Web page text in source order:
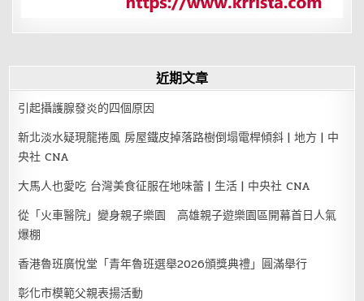
近期文章
引起攝護腺發炎的四個原因
新北淡水疑現龍捲風 房屋鐵皮掉落路樹倒塌電桿傾斜 | 地方 | 中
央社 CNA
大馬人也愛吃 台灣美食征服在地味蕾 | 生活 | 中央社 CNA
從「火車醫院」變身親子樂園 高雄親子遊樂園區開幕首日人氣
爆棚
香港魯班廣悅堂「青年魯班選舉2026頒獎典禮」圓滿舉行
彰化市模範父親表揚活動